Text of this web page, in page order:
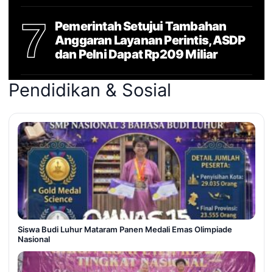
7
Pemerintah Setujui Tambahan
Anggaran Layanan Perintis, ASDP
dan Pelni Dapat Rp209 Miliar
Pendidikan & Sosial
Siswa Budi Luhur Mataram Panen Medali Emas Olimpiade
Nasional